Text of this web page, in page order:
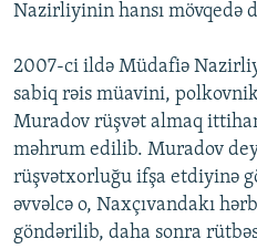
Nazirliyinin hansı mövqedə
2007-ci ildə Müdafiə
sabiq rəis müavini,
Muradov rüşvət almaq
məhrum edilib. Muradov
rüşvətxorluğu ifşa etdiyinə
əvvəlcə o, Naxçıvandakı
göndərilib, daha sonra